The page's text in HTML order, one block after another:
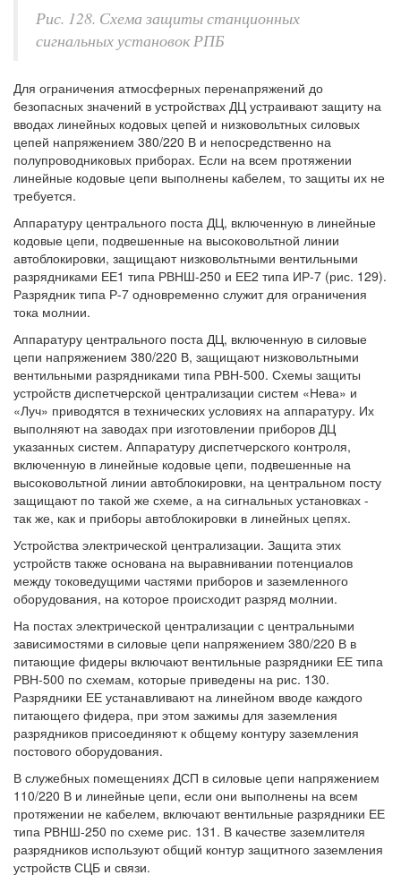
Рис. 128. Схема защиты станционных
сигнальных установок РПБ
Для ограничения атмосферных перенапряжений до
безопасных значений в устройствах ДЦ устраивают защиту на
вводах линейных кодовых цепей и низковольтных силовых
цепей напряжением 380/220 В и непосредственно на
полупроводниковых приборах. Если на всем протяжении
линейные кодовые цепи выполнены кабелем, то защиты их не
требуется.
Аппаратуру центрального поста ДЦ, включенную в линейные
кодовые цепи, подвешенные на высоковольтной линии
автоблокировки, защищают низковольтными вентильными
разрядниками ЕЕ1 типа РВНШ-250 и ЕЕ2 типа ИР-7 (рис. 129).
Разрядник типа Р-7 одновременно служит для ограничения
тока молнии.
Аппаратуру центрального поста ДЦ, включенную в силовые
цепи напряжением 380/220 В, защищают низковольтными
вентильными разрядниками типа РВН-500. Схемы защиты
устройств диспетчерской централизации систем «Нева» и
«Луч» приводятся в технических условиях на аппаратуру. Их
выполняют на заводах при изготовлении приборов ДЦ
указанных систем. Аппаратуру диспетчерского контроля,
включенную в линейные кодовые цепи, подвешенные на
высоковольтной линии автоблокировки, на центральном посту
защищают по такой же схеме, а на сигнальных установках -
так же, как и приборы автоблокировки в линейных цепях.
Устройства электрической централизации. Защита этих
устройств также основана на выравнивании потенциалов
между токоведущими частями приборов и заземленного
оборудования, на которое происходит разряд молнии.
На постах электрической централизации с центральными
зависимостями в силовые цепи напряжением 380/220 В в
питающие фидеры включают вентильные разрядники ЕЕ типа
РВН-500 по схемам, которые приведены на рис. 130.
Разрядники ЕЕ устанавливают на линейном вводе каждого
питающего фидера, при этом зажимы для заземления
разрядников присоединяют к общему контуру заземления
постового оборудования.
В служебных помещениях ДСП в силовые цепи напряжением
110/220 В и линейные цепи, если они выполнены на всем
протяжении не кабелем, включают вентильные разрядники ЕЕ
типа РВНШ-250 по схеме рис. 131. В качестве заземлителя
разрядников используют общий контур защитного заземления
устройств СЦБ и связи.